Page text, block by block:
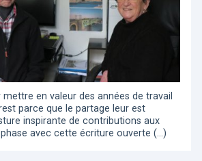
en valeur des années de travail
parce que le partage leur est
inspirante de contributions aux
avec cette écriture ouverte (…)